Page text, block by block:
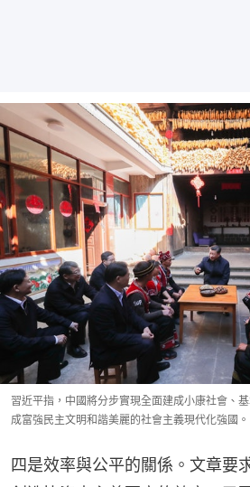
習近平指，中國將分步實現全面建成小康社會、
成富強民主文明和諧美麗的社會主義現代化強國。
四是效率與公平的關係。文章要